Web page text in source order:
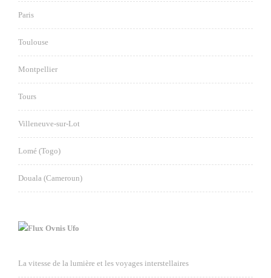
Paris
Toulouse
Montpellier
Tours
Villeneuve-sur-Lot
Lomé (Togo)
Douala (Cameroun)
Ovnis Ufo
La vitesse de la lumière et les voyages interstellaires